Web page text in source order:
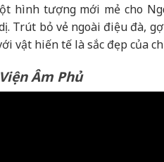
hình tượng mới mẻ cho
Trút bỏ vẻ ngoài điệu đà,
vật hiến tế là sắc đẹp của
Âm Phủ